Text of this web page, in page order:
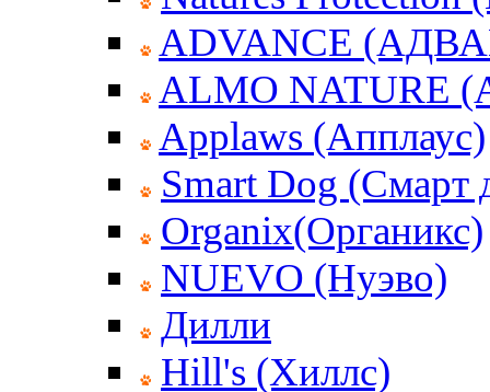
ADVANCE
ALMO
Applaws (Апплаус)
Smart Dog (Смарт
Organix(Органикс)
NUEVO (Нуэво)
Дилли
Hill's (Хиллс)